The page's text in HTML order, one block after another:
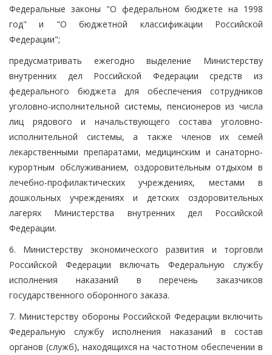
Федеральные законы "О федеральном бюджете на 1998
год" и "О бюджетной классификации Российской
Федерации";
предусматривать ежегодно выделение Министерству
внутренних дел Российской Федерации средств из
федерального бюджета для обеспечения сотрудников
уголовно-исполнительной системы, пенсионеров из числа
лиц рядового и начальствующего состава уголовно-
исполнительной системы, а также членов их семей
лекарственными препаратами, медицинским и санаторно-
курортным обслуживанием, оздоровительным отдыхом в
лечебно-профилактических учреждениях, местами в
дошкольных учреждениях и детских оздоровительных
лагерях Министерства внутренних дел Российской
Федерации.
6. Министерству экономического развития и торговли
Российской Федерации включать Федеральную службу
исполнения наказаний в перечень заказчиков
государственного оборонного заказа.
7. Министерству обороны Российской Федерации включить
Федеральную службу исполнения наказаний в состав
органов (служб), находящихся на частотном обеспечении в